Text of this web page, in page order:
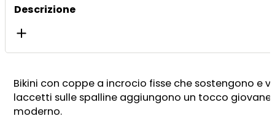
quantità
Descrizione
Bikini con coppe a incrocio fisse che sostengono e
laccetti sulle spalline aggiungono un tocco giovane
moderno.